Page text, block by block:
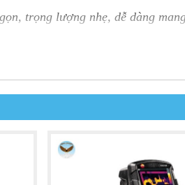
trọng lượng nhẹ, dễ dàng
độ bề mặt của vật thể mà
độ với độ chính xác ±2°C
Hiển thị rõ ràng hình ảnh
dụng dễ dàng quan sát trong môi